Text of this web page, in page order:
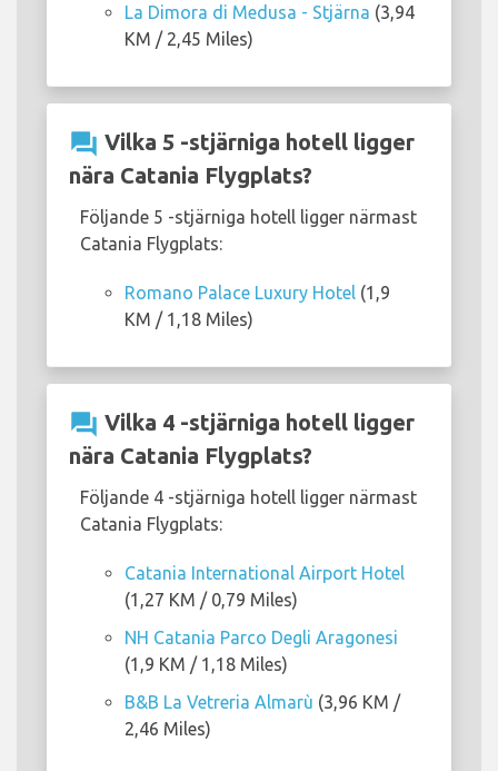
La Dimora di Medusa - Stjärna (3,94
KM / 2,45 Miles)
question_answer Vilka 5 -stjärniga hotell ligger
nära Catania Flygplats?
Följande 5 -stjärniga hotell ligger närmast
Catania Flygplats:
Romano Palace Luxury Hotel (1,9
KM / 1,18 Miles)
question_answer Vilka 4 -stjärniga hotell ligger
nära Catania Flygplats?
Följande 4 -stjärniga hotell ligger närmast
Catania Flygplats:
Catania International Airport Hotel
(1,27 KM / 0,79 Miles)
NH Catania Parco Degli Aragonesi
(1,9 KM / 1,18 Miles)
B&B La Vetreria Almarù (3,96 KM /
2,46 Miles)